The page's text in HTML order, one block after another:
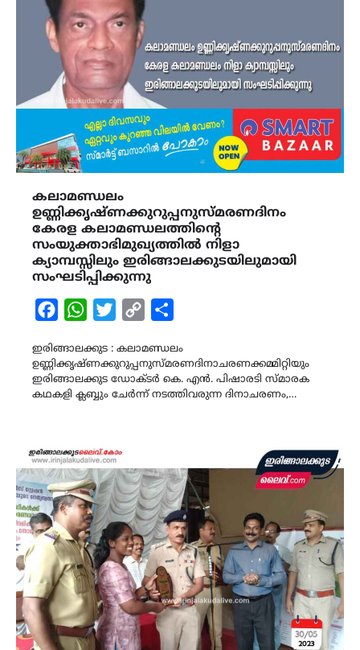
കലാമണ്ഡലം
ഉണ്ണിക്കൃഷ്ണക്കുറുപ്പനുസ്മരണദിനം
കേരള കലാമണ്ഡലത്തിന്‍റെ
സംയുക്താഭിമുഖ്യത്തിൽ നിളാ
ക്യാമ്പസ്സിലും ഇരിങ്ങാലക്കുടയിലുമായി
സംഘടിപ്പിക്കുന്നു
FacebookWhatsAppTwitterCopy
ഇരിങ്ങാലക്കുട : കലാമണ്ഡലം
ഉണ്ണിക്കൃഷ്ണക്കുറുപ്പനുസ്മരണദിനാചരണക്കമ്മിറ്റിയും
ഇരിങ്ങാലക്കുട ഡോക്ടർ കെ. എൻ. പിഷാരടി സ്മാരക
കഥകളി ക്ലബ്ബും ചേർന്ന് നടത്തിവരുന്ന ദിനാചരണം,…